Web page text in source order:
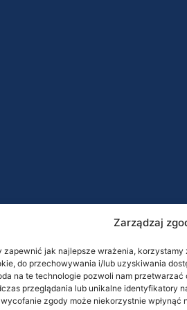
Zarządzaj
zapewnić jak najlepsze wrażenia,
do przechowywania i/lub uzyskiwania
na te technologie pozwoli nam
przeglądania lub unikalne identyfikatory
wycofanie zgody może niekorzystnie wpłynąć